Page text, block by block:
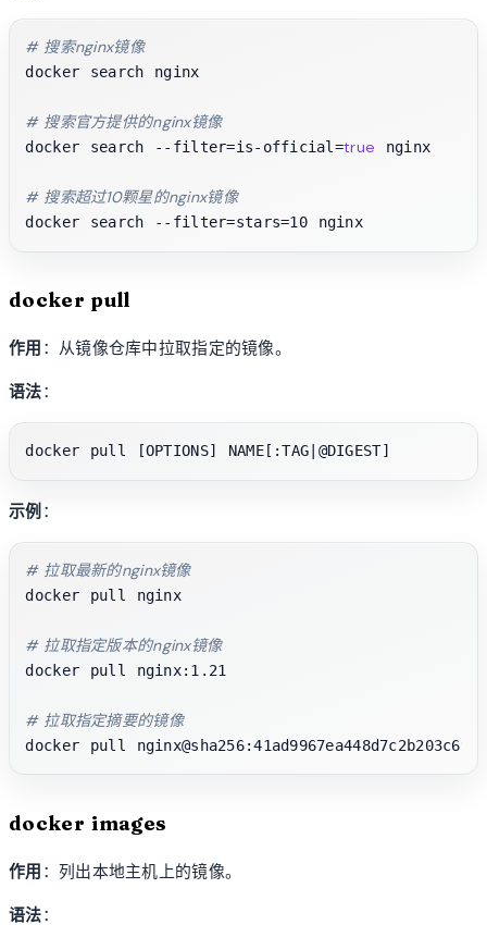
# 搜索nginx镜像
docker search nginx
# 搜索官方提供的nginx镜像
docker search --filter=is-official=true nginx
# 搜索超过10颗星的nginx镜像
docker pull
作用 ：从镜像仓库中拉取指定的镜像。
语法：
示例 ：
# 拉取最新的nginx镜像
docker pull nginx
# 拉取指定版本的nginx镜像
docker pull nginx:1.21
# 拉取指定摘要的镜像
docker images
作用 ：列出本地主机上的镜像。
语法：